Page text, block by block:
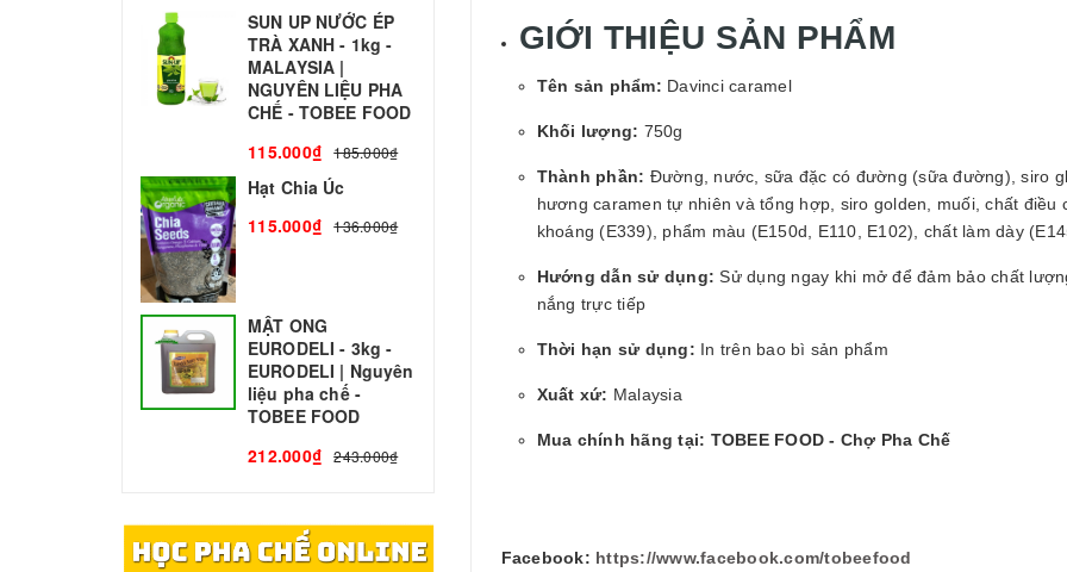
GIỚI THIỆU SẢN PHẨM
Tên sản phẩm: Davinci caramel
Khối lượng: 750g
Thành phần: Đường, nước, sữa đặc có đường (sữa đường), siro
hương caramen tự nhiên và tổng hợp, siro golden, muối, chất
khoáng (E339), phẩm màu (E150d, E110, E102), chất làm dày
Hướng dẫn sử dụng:Sử dụng ngay khi mở để đảm bảo chất
nắng trực tiếp
Thời hạn sử dụng: In trên bao bì sản phẩm
Xuất xứ: Malaysia
Mua chính hãng tại: TOBEE FOOD - Chợ Pha Chế
Facebook: https://www.facebook.com/tobeefood
SUN UP NƯỚC ÉP
TRÀ XANH - 1kg -
MALAYSIA |
NGUYÊN LIỆU PHA
CHẾ - TOBEE FOOD
115.000₫
185.000₫
Hạt Chia Úc
115.000₫
136.000₫
MẬT ONG
EURODELI - 3kg -
EURODELI | Nguyên
liệu pha chế -
TOBEE FOOD
212.000₫
243.000₫
BIỆT 50G - ROYAL I
NGUYÊN LIỆU PHA